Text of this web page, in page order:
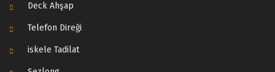
Deck Ahşap
Telefon Direği
iskele Tadilat